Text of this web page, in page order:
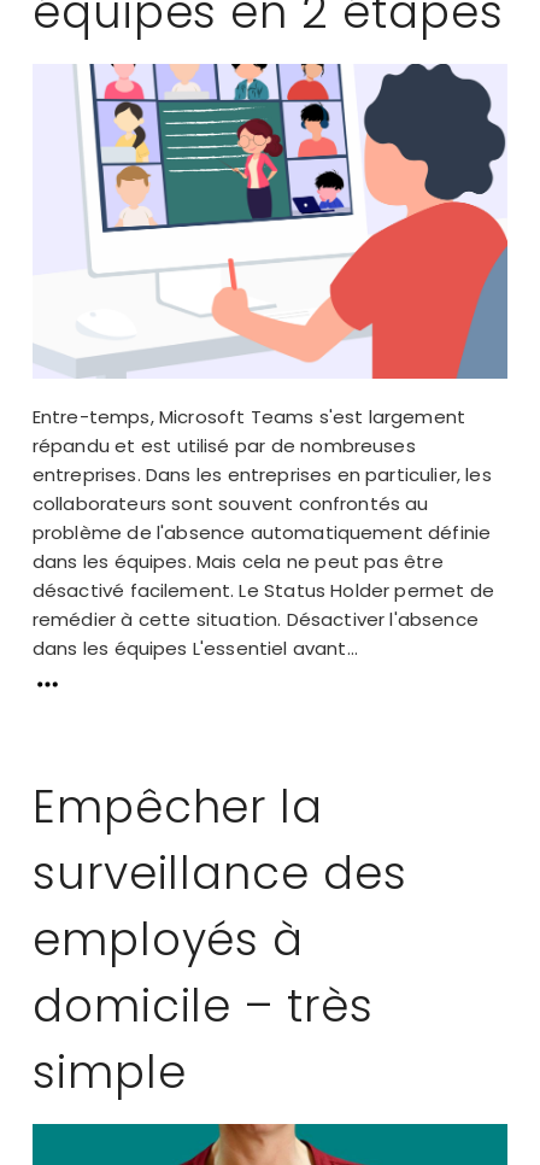
Entre-temps, Microsoft Teams s'est largement
répandu et est utilisé par de nombreuses
entreprises. Dans les entreprises en particulier, les
collaborateurs sont souvent confrontés au
problème de l'absence automatiquement définie
dans les équipes. Mais cela ne peut pas être
désactivé facilement. Le Status Holder permet de
remédier à cette situation. Désactiver l'absence
dans les équipes L'essentiel avant...
Empêcher la
surveillance des
employés à
domicile – très
simple